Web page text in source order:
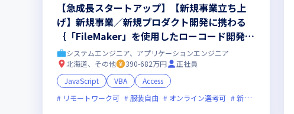
【急成長スタートアップ】【新規事業立ち上
げ】新規事業／新規プロダクト開発に携わる
｛「FileMaker」を使用したローコード開発
者｝募集！
システムエンジニア、アプリケーションエンジニア
北海道、その他
390-682万円
正社員
JavaScript
VBA
Access
リモートワーク可
服装自由 オンライン選考可 新規立ち上げ